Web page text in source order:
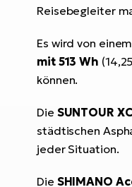
Reisebegleiter
Es wird von einem
mit 513 Wh
können.
Die SUNTOUR
städtischen
jeder Situation.
Die SHIMANO